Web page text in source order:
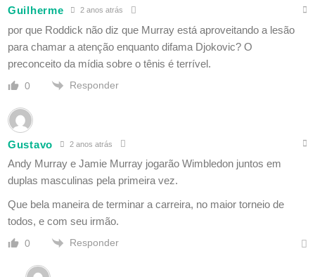
Guilherme 2 anos atrás
por que Roddick não diz que Murray está aproveitando a lesão
para chamar a atenção enquanto difama Djokovic? O
preconceito da mídia sobre o tênis é terrível.
0 Responder
Gustavo 2 anos atrás
Andy Murray e Jamie Murray jogarão Wimbledon juntos em
duplas masculinas pela primeira vez.
Que bela maneira de terminar a carreira, no maior torneio de
todos, e com seu irmão.
0 Responder